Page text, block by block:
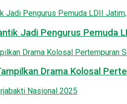
Jadi Pengurus Pemuda
Drama Kolosal